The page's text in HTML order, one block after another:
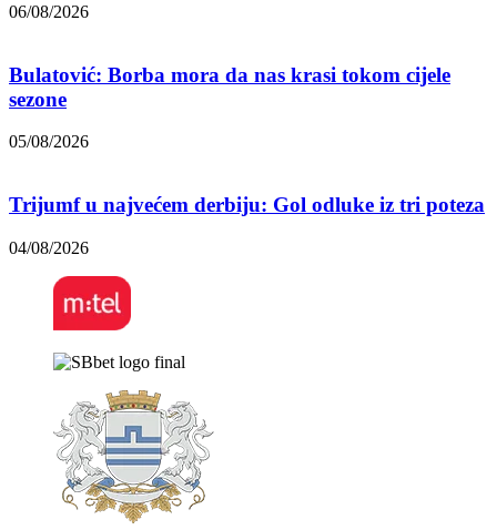
06/08/2026
Bulatović: Borba mora da nas krasi tokom cijele
sezone
05/08/2026
Trijumf u najvećem derbiju: Gol odluke iz tri poteza
04/08/2026